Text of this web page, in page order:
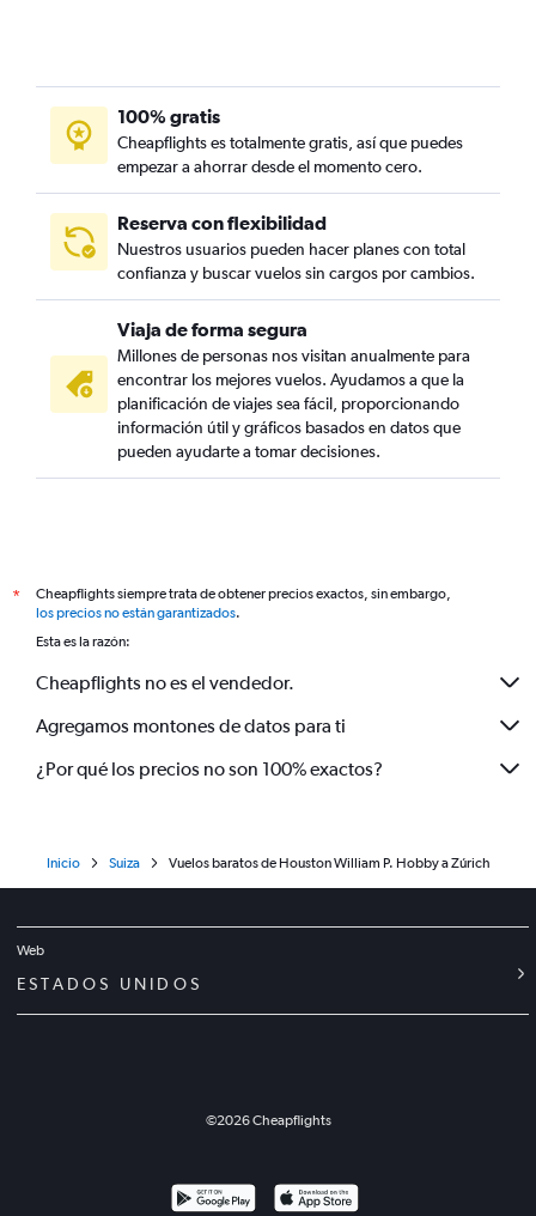
100% gratis
Cheapflights es totalmente gratis, así que puedes
empezar a ahorrar desde el momento cero.
Reserva con flexibilidad
Nuestros usuarios pueden hacer planes con total
confianza y buscar vuelos sin cargos por cambios.
Viaja de forma segura
Millones de personas nos visitan anualmente para
encontrar los mejores vuelos. Ayudamos a que la
planificación de viajes sea fácil, proporcionando
información útil y gráficos basados en datos que
pueden ayudarte a tomar decisiones.
*
Cheapflights siempre trata de obtener precios exactos, sin embargo,
los precios no están garantizados.
Esta es la razón:
Cheapflights no es el vendedor.
Agregamos montones de datos para ti
¿Por qué los precios no son 100% exactos?
Inicio Suiza Vuelos baratos de Houston William P. Hobby a Zúrich
Web
ESTADOS UNIDOS
©2026Cheapflights